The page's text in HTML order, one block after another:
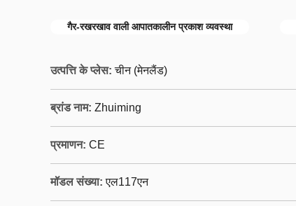
गैर-रखरखाव वाली आपातकालीन प्रकाश व्यवस्था
उत्पत्ति के प्लेस: चीन (मेनलैंड)
ब्रांड नाम: Zhuiming
प्रमाणन: CE
मॉडल संख्या: एल117एन